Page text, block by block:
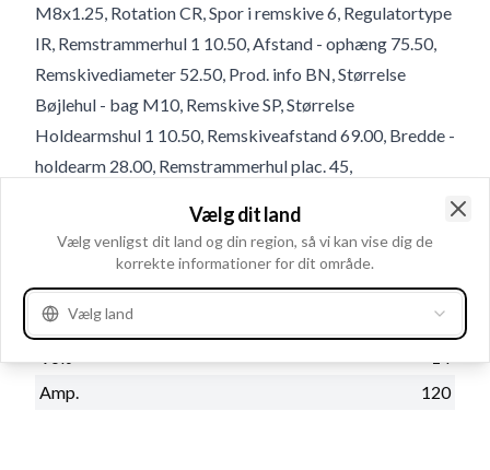
M8x1.25, Rotation CR, Spor i remskive 6, Regulatortype
IR, Remstrammerhul 1 10.50, Afstand - ophæng 75.50,
Remskivediameter 52.50, Prod. info BN, Størrelse
Bøjlehul - bag M10, Remskive SP, Størrelse
Holdearmshul 1 10.50, Remskiveafstand 69.00, Bredde -
holdearm 28.00, Remstrammerhul plac. 45,
Produktinformation
Elektriske oplysninger
Amp.
120
Vælg dit land
Vælg venligst dit land og din region, så vi kan vise dig de
korrekte informationer for dit område.
Vælg land